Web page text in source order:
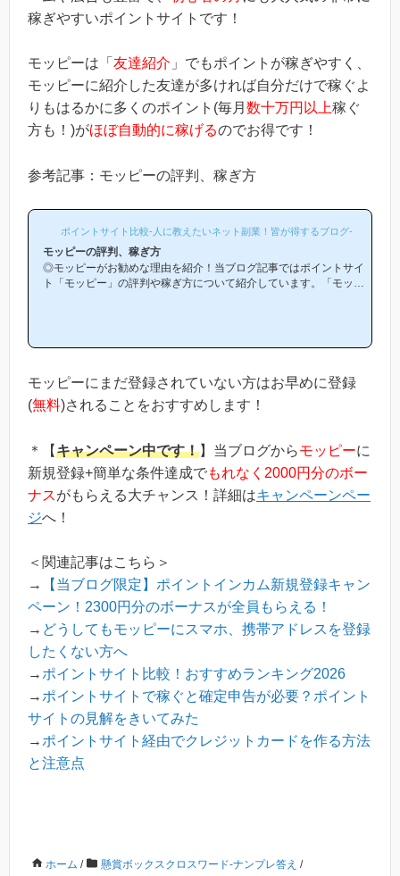
稼ぎやすいポイントサイトです！
モッピーは「 友達紹介 」でもポイントが稼ぎやすく、
モッピーに紹介した友達が多ければ自分だけで稼ぐよ
りもはるかに多くのポイント(毎月 数十万円以上稼ぐ
方も！)がほぼ自動的に稼げるのでお得です！
参考記事：モッピーの評判、稼ぎ方
ポイントサイト比較-人に教えたいネット副業！皆が得するブログ-
モッピーの評判、稼ぎ方
◎モッピーがお勧めな理由を紹介！当ブログ記事ではポイントサイ
ト「モッピー」の評判や稼ぎ方について紹介しています。「モッピ
初心者の方でも稼ぎやすく、当ブログでもおすすめ第1位のポイン
トサイトです！当ペ...
モッピーにまだ登録されていない方はお早めに登録
(無料)されることをおすすめします！
＊【キャンペーン中です！】当ブログからモッピーに
新規登録+簡単な条件達成でもれなく2000円分のボー
ナスがもらえる大チャンス！詳細はキャンペーンペー
ジへ！
＜関連記事はこちら＞
→
【当ブログ限定】ポイントインカム新規登録キャン
ペーン！2300円分のボーナスが全員もらえる！
→ どうしてもモッピーにスマホ、携帯アドレスを登録
したくない方へ
→ ポイントサイト比較！おすすめランキング2026
→ ポイントサイトで稼ぐと確定申告が必要？ポイント
サイトの見解をきいてみた
→ ポイントサイト経由でクレジットカードを作る方法
と注意点
ホーム / 懸賞ボックスクロスワード-ナンプレ答え /